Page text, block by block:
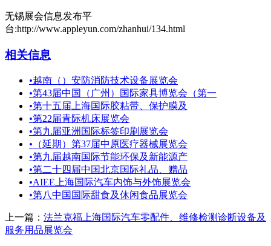
无锡展会信息发布平
台:http://www.appleyun.com/zhanhui/134.html
相关信息
•越南（）安防消防技术设备展览会
•第43届中国（广州）国际家具博览会（第一
•第十五届上海国际胶粘带、保护膜及
•第22届青际机床展览会
•第九届亚洲国际标签印刷展览会
• （延期）第37届中原医疗器械展览会
•第九届越南国际节能环保及新能源产
•第二十四届中国北京国际礼品、赠品
•AIEE上海国际汽车内饰与外饰展览会
•第八中国国际甜食及休闲食品展览会
上一篇： 法兰克福上海国际汽车零配件、维修检测诊断设备及
服务用品展览会